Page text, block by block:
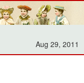
Aug 29, 2011